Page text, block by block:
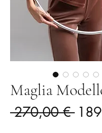
Maglia
270,00 €